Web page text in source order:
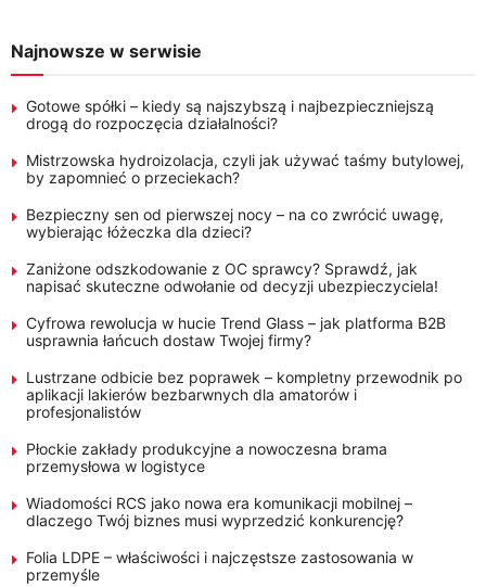
Najnowsze w serwisie
Gotowe spółki – kiedy są najszybszą i najbezpieczniejszą
drogą do rozpoczęcia działalności?
Mistrzowska hydroizolacja, czyli jak używać taśmy butylowej,
by zapomnieć o przeciekach?
Bezpieczny sen od pierwszej nocy – na co zwrócić uwagę,
wybierając łóżeczka dla dzieci?
Zaniżone odszkodowanie z OC sprawcy? Sprawdź, jak
napisać skuteczne odwołanie od decyzji ubezpieczyciela!
Cyfrowa rewolucja w hucie Trend Glass – jak platforma B2B
usprawnia łańcuch dostaw Twojej firmy?
Lustrzane odbicie bez poprawek – kompletny przewodnik po
aplikacji lakierów bezbarwnych dla amatorów i
profesjonalistów
Płockie zakłady produkcyjne a nowoczesna brama
przemysłowa w logistyce
Wiadomości RCS jako nowa era komunikacji mobilnej –
dlaczego Twój biznes musi wyprzedzić konkurencję?
Folia LDPE – właściwości i najczęstsze zastosowania w
przemyśle